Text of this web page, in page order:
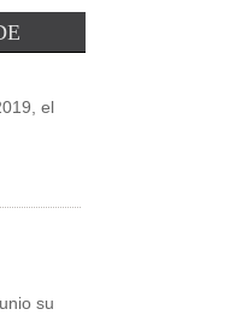
el
su